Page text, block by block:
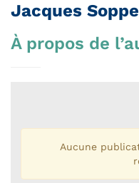
Jacques
À propos de
Aucune